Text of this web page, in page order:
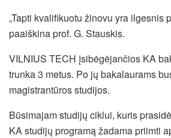
„Tapti kvalifikuotu žinovu yra ilgesnis
paaiškina prof. G. Stauskis.
VILNIUS TECH įsibėgėjančios KA
trunka 3 metus. Po jų bakalaurams
magistrantūros studijos.
Būsimajam studijų ciklui, kuris
KA studijų programą žadama priimti